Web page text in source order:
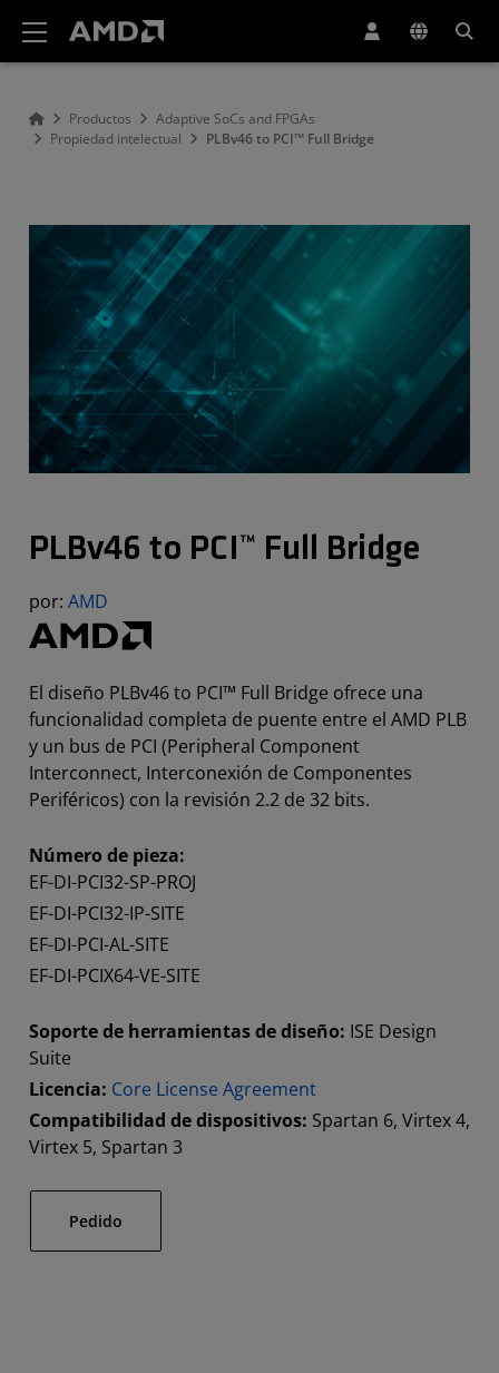
Productos
Adaptive SoCs and FPGAs
Propiedad intelectual
PLBv46 to PCI™ Full Bridge
PLBv46 to PCI™ Full Bridge
por: AMD
El diseño PLBv46 to PCI™ Full Bridge ofrece una
funcionalidad completa de puente entre el AMD PLB
y un bus de PCI (Peripheral Component
Interconnect, Interconexión de Componentes
Periféricos) con la revisión 2.2 de 32 bits.
Número de pieza:
EF-DI-PCI32-SP-PROJ
EF-DI-PCI32-IP-SITE
EF-DI-PCI-AL-SITE
EF-DI-PCIX64-VE-SITE
Soporte de herramientas de diseño: ISE Design
Suite
Licencia: Core License Agreement
Compatibilidad de dispositivos: Spartan 6, Virtex 4,
Virtex 5, Spartan 3
Pedido